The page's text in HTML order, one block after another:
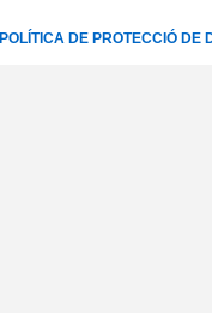
POLÍTICA DE PROTECCIÓ DE